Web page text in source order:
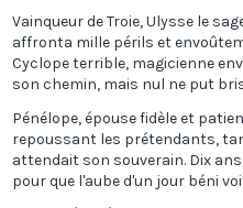
Vainqueur de Troie, Ulysse le
affronta mille périls et
Cyclope terrible, magicienne
son chemin, mais nul ne put
Pénélope, épouse fidèle et
repoussant les prétendants,
attendait son souverain. Dix
pour que l'aube d'un jour béni